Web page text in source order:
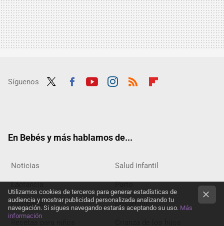
Síguenos
En Bebés y más hablamos de...
Noticias Salud infantil
Lactancia Parto
Postparto Desarrollo
Utilizamos cookies de terceros para generar estadísticas de
audiencia y mostrar publicidad personalizada analizando tu
navegación. Si sigues navegando estarás aceptando su uso. Más
información